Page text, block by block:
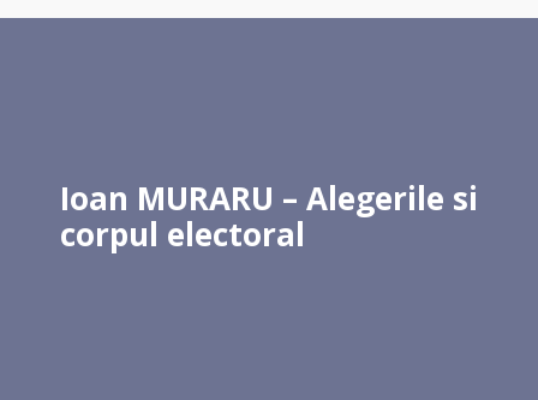
Ioan MURARU – Alegerile si
corpul electoral